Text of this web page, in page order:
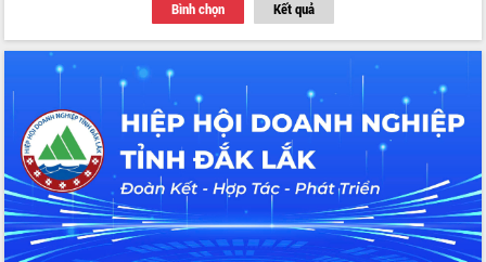
Du lịch Đắk Lắk nâng tầm trải nghiệm
du khách thông qua Hệ thống cơ sở dữ
liệu và Bản đồ số
Tập huấn ứng dụng trí tuệ nhân tạo (AI)
trong thương mại điện tử năm 2026
Đoàn đại biểu Quốc hội tỉnh Đắk Lắk
trao đổi thông tin trước Kỳ họp thứ
nhất, Quốc hội khóa XVI
Quyết liệt cải cách hành chính, khơi
thông nguồn lực phát triển
Bình chọn Kết quả